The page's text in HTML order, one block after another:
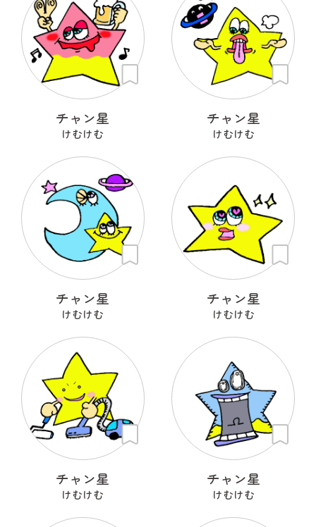
チャン星
けむけむ
チャン星
けむけむ
チャン星
けむけむ
チャン星
けむけむ
チャン星
けむけむ
チャン星
けむけむ